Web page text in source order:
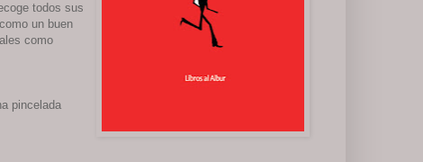
todos sus
un buen
como
pincelada